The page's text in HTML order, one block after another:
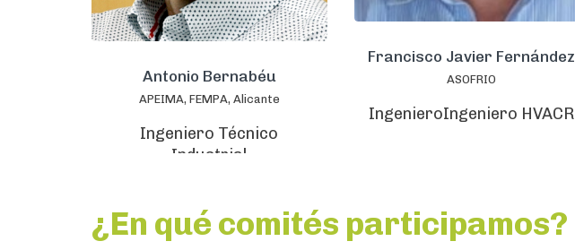
Antonio Bernabéu
APEIMA, FEMPA, Alicante
Ingeniero Técnico
Industrial
Francisco Javier Fernández
ASOFRIO
IngenieroIngeniero HVACR
¿En qué comités participamos?